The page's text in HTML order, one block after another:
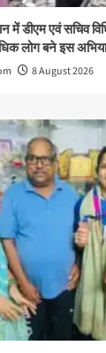
में डीएम एवं सचिव
लोग बने इस
8 August 2026